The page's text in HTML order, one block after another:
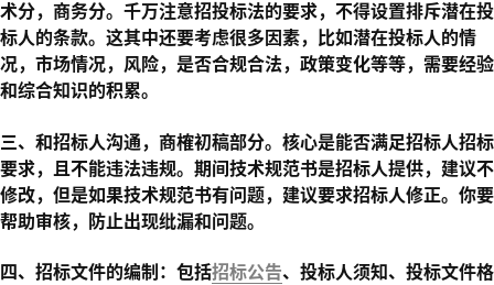
术分，商务分。千万注意招投标法的要求，不得设置排斥潜在投
标人的条款。这其中还要考虑很多因素，比如潜在投标人的情
况，市场情况，风险，是否合规合法，政策变化等等，需要经验
和综合知识的积累。
三、和招标人沟通，商榷初稿部分。核心是能否满足招标人招标
要求，且不能违法违规。期间技术规范书是招标人提供，建议不
修改，但是如果技术规范书有问题，建议要求招标人修正。你要
帮助审核，防止出现纰漏和问题。
四、招标文件的编制：包括招标公告、投标人须知、投标文件格